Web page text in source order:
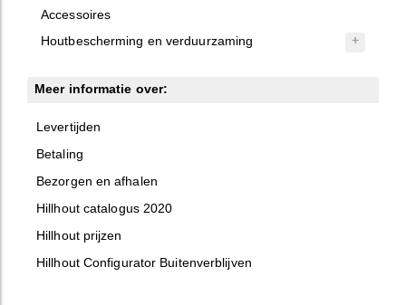
Accessoires
Houtbescherming en verduurzaming
Meer informatie over:
Levertijden
Betaling
Bezorgen en afhalen
Hillhout catalogus 2020
Hillhout prijzen
Hillhout Configurator Buitenverblijven